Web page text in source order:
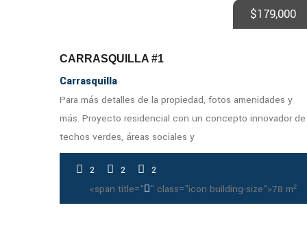
$179,000
CARRASQUILLA #1
Carrasquilla
Para más detalles de la propiedad, fotos amenidades y
más. Proyecto residencial con un concepto innovador de
techos verdes, áreas sociales y
2 2 2
<span title=" " class="icon building-size">78 m²